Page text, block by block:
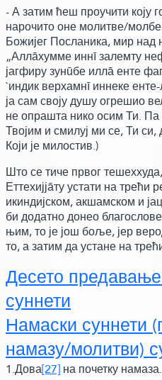
- А затим ћеш проучити коју
нарочито оне молитве/
Божијег Посланика, мир
„Аллāхумме иннī залемту
јагфиру зунūбе иллā енте
`индик верхамнī иннеке
ја сам своју душу огрешио
не опрашта нико осим Ти.
Твојим и смилуј ми се, Ти
Који је милостив.)
Што се тиче првог
Еттехијјāту устати на трећи
икиндијском, акшамском и
би додатно донео
њим, то је још боље, јер
то, а затим да устане на
Десето
суннети
Намаски суннети
намазу/молитви)
1.Дова[27]на почетку намаза.